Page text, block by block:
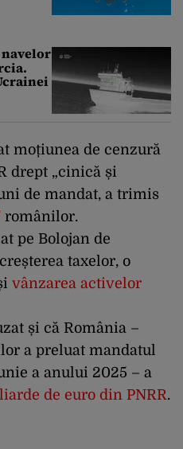
moțiunea de cenzură
drept „cinică și
de mandat, a trimis
românilor.
pe Bolojan de
taxelor, o
vânzarea activelor
și că România –
a preluat mandatul
a anului 2025 – a
de euro din PNRR.